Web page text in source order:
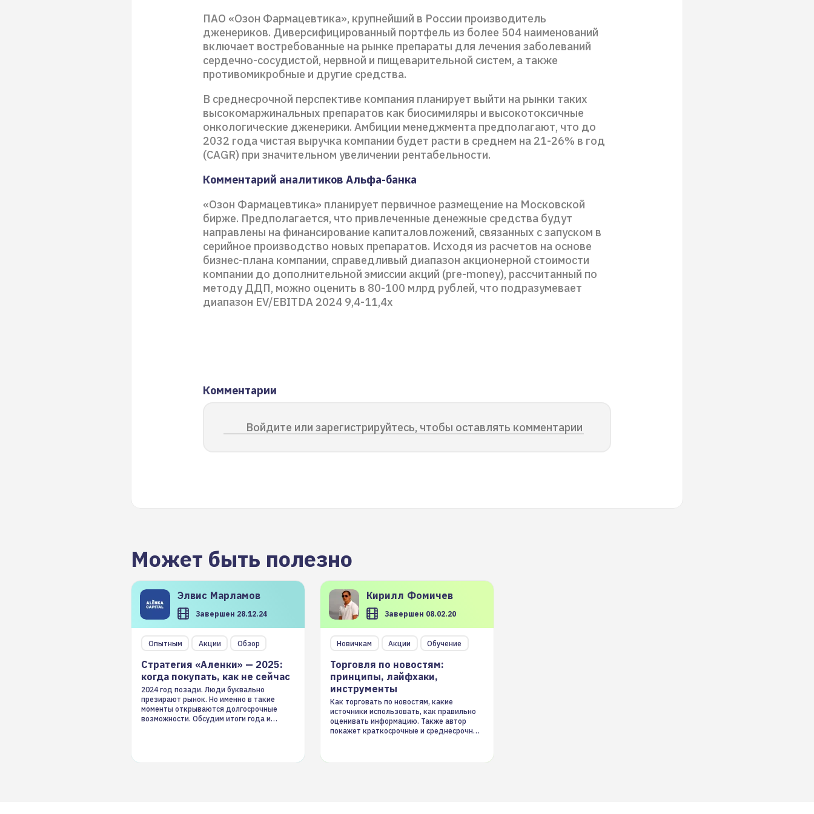
ПАО «Озон Фармацевтика», крупнейший в России производитель
дженериков. Диверсифицированный портфель из более 504 наименований
включает востребованные на рынке препараты для лечения заболеваний
сердечно-сосудистой, нервной и пищеварительной систем, а также
противомикробные и другие средства.
В среднесрочной перспективе компания планирует выйти на рынки таких
высокомаржинальных препаратов как биосимиляры и высокотоксичные
онкологические дженерики. Амбиции менеджмента предполагают, что до
2032 года чистая выручка компании будет расти в среднем на 21-26% в год
(CAGR) при значительном увеличении рентабельности.
Комментарий аналитиков Альфа-банка
«Озон Фармацевтика» планирует первичное размещение на Московской
бирже. Предполагается, что привлеченные денежные средства будут
направлены на финансирование капиталовложений, связанных с запуском в
серийное производство новых препаратов. Исходя из расчетов на основе
бизнес-плана компании, справедливый диапазон акционерной стоимости
компании до дополнительной эмиссии акций (pre-money), рассчитанный по
методу ДДП, можно оценить в 80-100 млрд рублей, что подразумевает
диапазон EV/EBITDA 2024 9,4-11,4х
Комментарии
Войдите или зарегистрируйтесь, чтобы оставлять комментарии
Может быть полезно
Элвис Марламов
Завершен 28.12.24
Опытным Акции Обзор
Стратегия «Аленки» — 2025:
когда покупать, как не сейчас
2024 год позади. Люди буквально
презирают рынок. Но именно в такие
моменты открываются долгосрочные
возможности. Обсудим итоги года и
Кирилл Фомичев
Завершен 08.02.20
Новичкам Акции Обучение
Торговля по новостям:
принципы, лайфхаки,
инструменты
Как торговать по новостям, какие
источники использовать, как правильно
оценивать информацию. Также автор
покажет краткосрочные и среднесрочные